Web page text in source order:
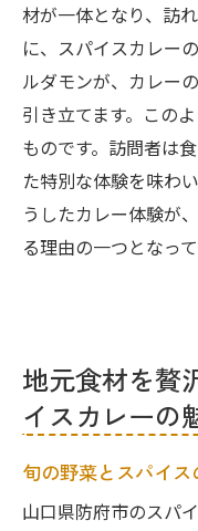
材が一体となり、訪
に、スパイスカレー
ルダモンが、カレー
引き立てます。この
ものです。訪問者は
た特別な体験を味わ
うしたカレー体験が
る理由の一つとなっ
地元食材を贅
イスカレーの
旬の野菜とスパイ
山口県防府市のスパ